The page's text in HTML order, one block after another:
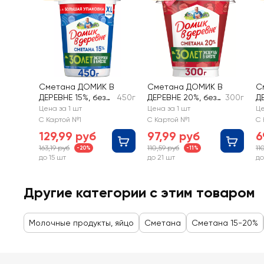
Сметана ДОМИК В
ДЕРЕВНЕ 15%, без
змж
450г
Цена за 1 шт
С Картой №1
129,99 руб
163,19 руб -20%
до 15 шт
Сметана ДОМИК В
ДЕРЕВНЕ 20%, без
змж
300г
Цена за 1 шт
С Картой №1
97,99 руб
110,59 руб -11%
до 21 шт
С
Другие категории с этим товаром
Молочные продукты, яйцо Сметана Сметана 15-20%